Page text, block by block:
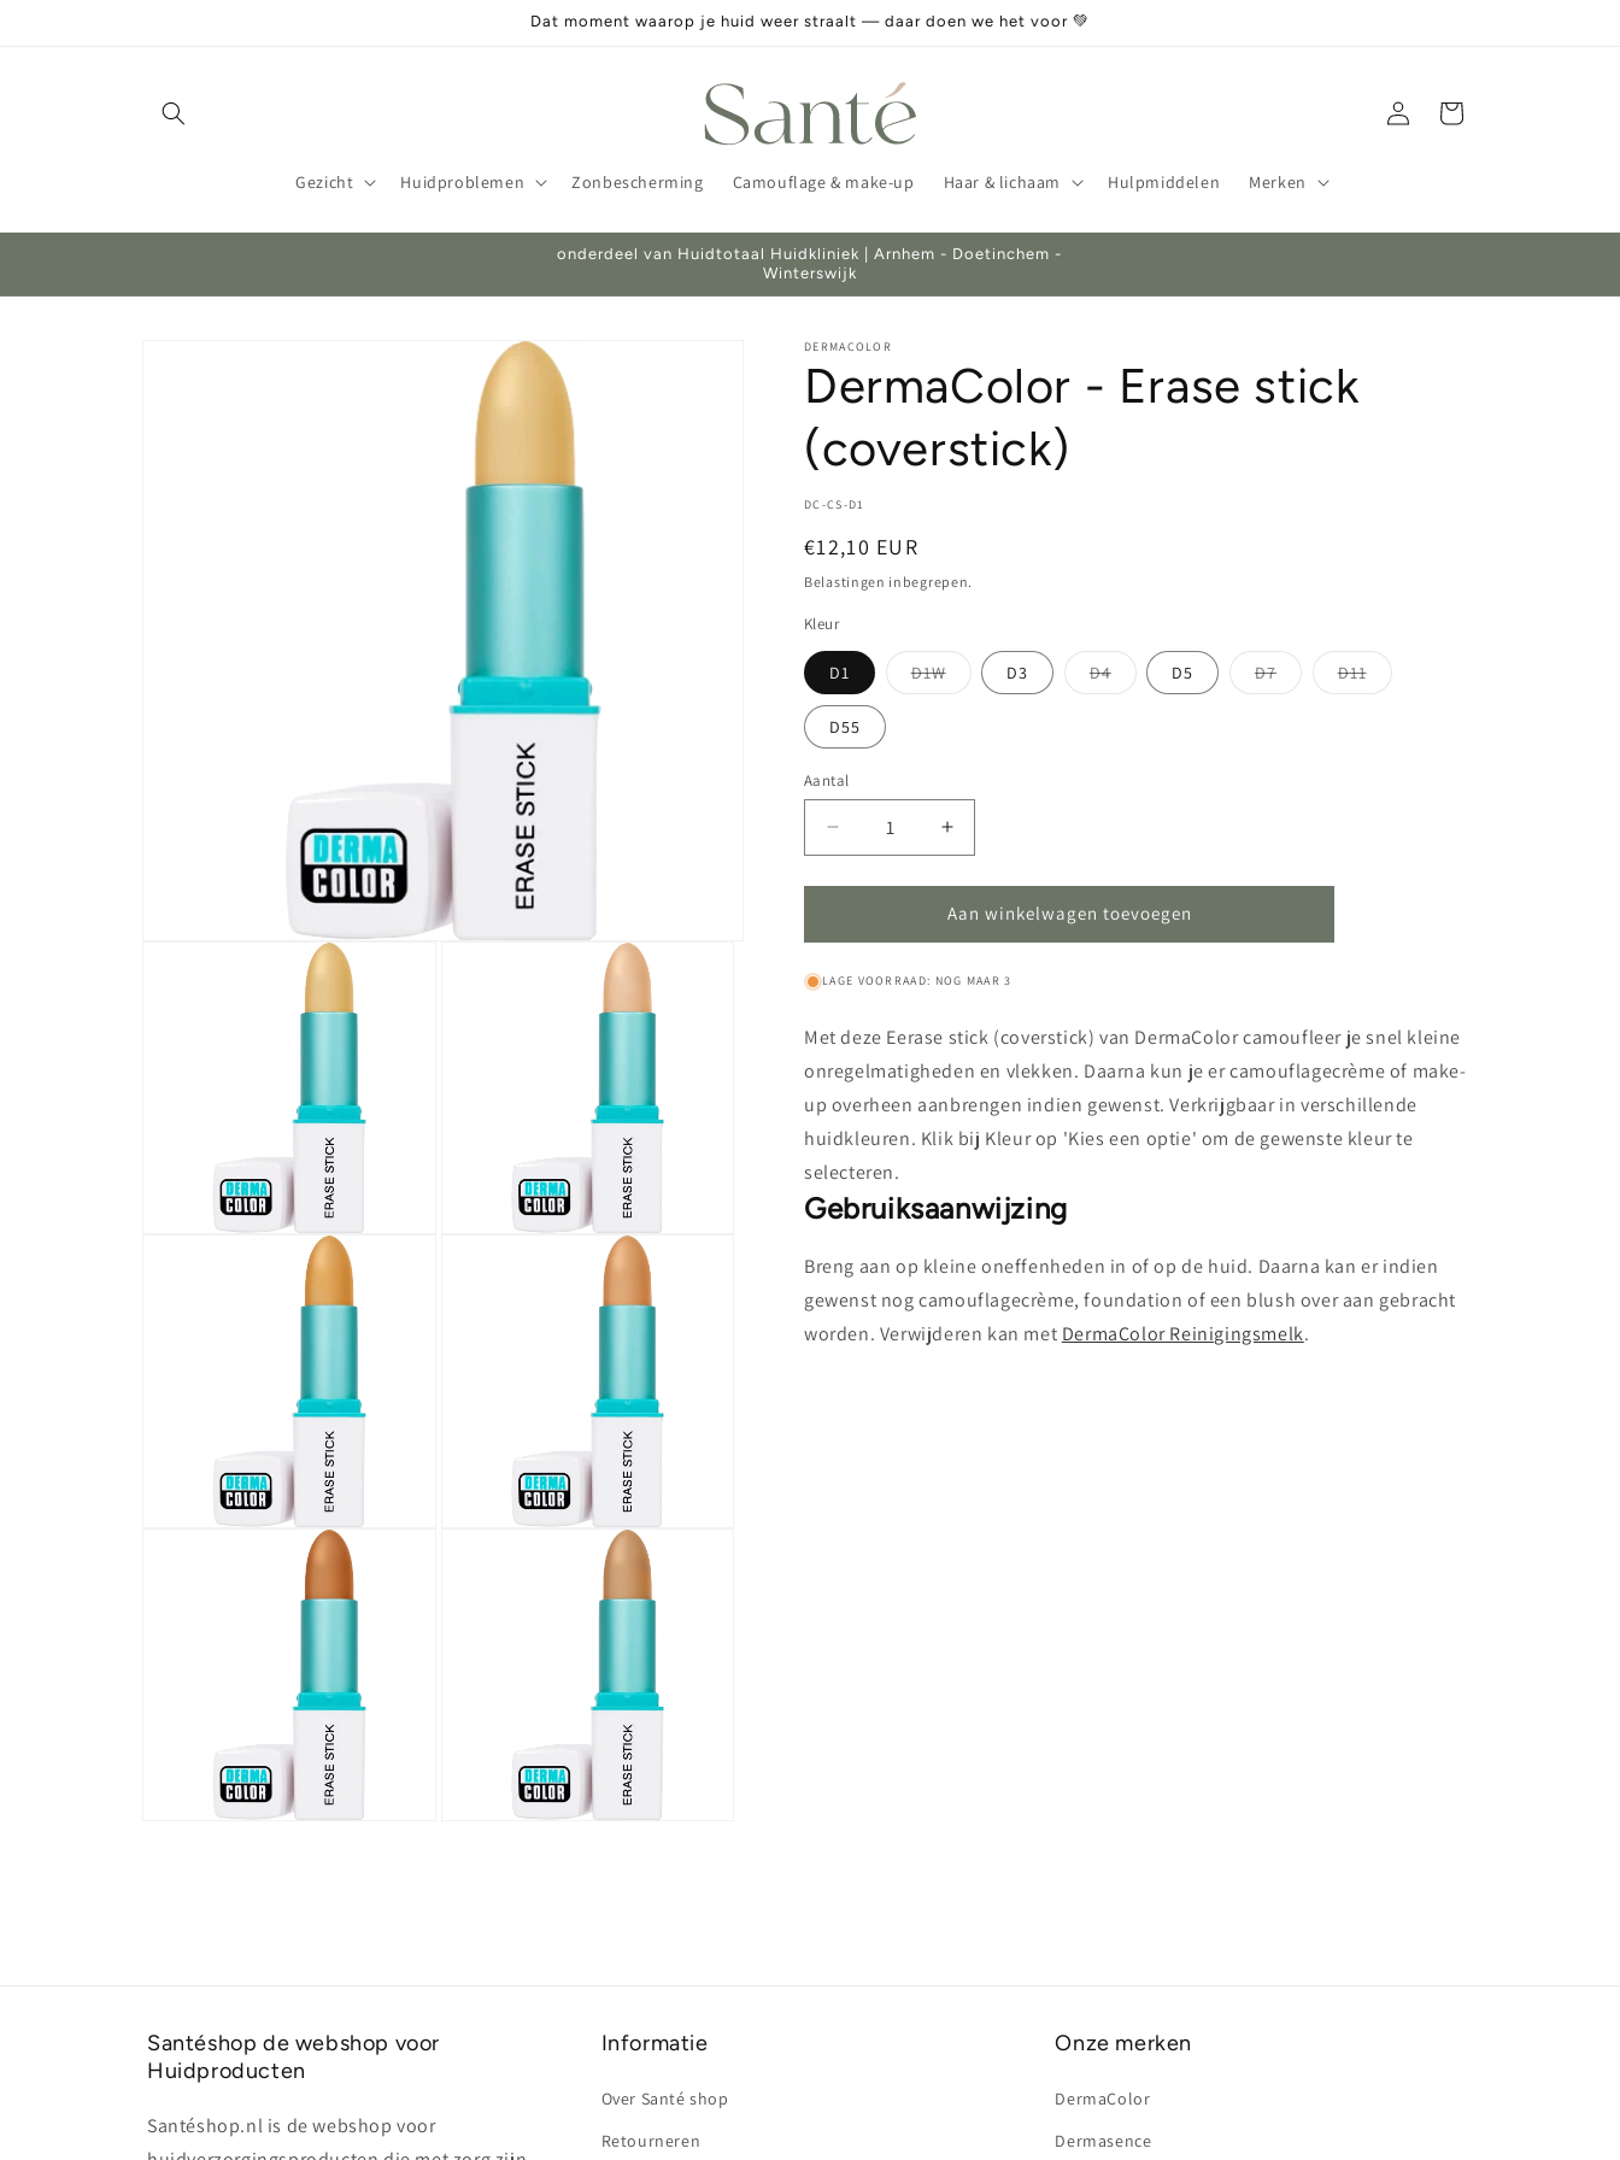
Dat moment waarop je huid weer straalt — daar doen we het voor 💚
Gezicht Huidproblemen Zonbescherming Camouflage & make-up Haar & lichaam Hulpmiddelen Merken
InloggenWinkelwagen
onderdeel van Huidtotaal Huidkliniek | Arnhem - Doetinchem -
Winterswijk
DERMACOLOR
DermaColor - Erase stick
(coverstick)
SKU:
DC-CS-D1
Normale
prijs
€12,10 EUR
Belastingen inbegrepen.
Kleur
D1 D1WVariant
uitverkocht
D3 D4Variant
uitverkocht
D5 D7Variant
uitverkocht
D11Variant
uitverkocht
D55
Aantal
Aantal
Aantal
verlagen
voor
-
stick
Aantal
verhogen
voor
DermaColor
-
stick
Aan winkelwagen toevoegen
LAGE VOORRAAD: NOG MAAR 3
Met deze Eerase stick (coverstick) van DermaColor camoufleer je snel kleine
onregelmatigheden en vlekken. Daarna kun je er camouflagecrème of make-
up overheen aanbrengen indien gewenst. Verkrijgbaar in verschillende
huidkleuren. Klik bij Kleur op 'Kies een optie' om de gewenste kleur te
selecteren.
Gebruiksaanwijzing
Breng aan op kleine oneffenheden in of op de huid. Daarna kan er indien
gewenst nog camouflagecrème, foundation of een blush over aan gebracht
worden. Verwijderen kan met DermaColor Reinigingsmelk.
Santéshop de webshop voor
Huidproducten
Santéshop.nl is de webshop voor
Informatie
Over Santé shop
Retourneren
Onze merken
DermaColor
Dermasence